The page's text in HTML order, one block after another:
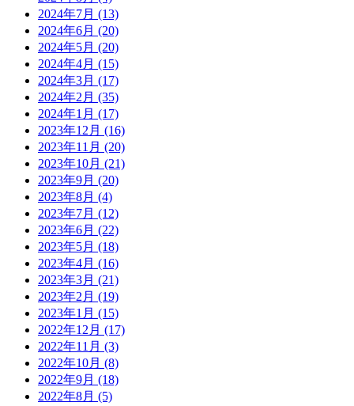
2024年7月 (13)
2024年6月 (20)
2024年5月 (20)
2024年4月 (15)
2024年3月 (17)
2024年2月 (35)
2024年1月 (17)
2023年12月 (16)
2023年11月 (20)
2023年10月 (21)
2023年9月 (20)
2023年8月 (4)
2023年7月 (12)
2023年6月 (22)
2023年5月 (18)
2023年4月 (16)
2023年3月 (21)
2023年2月 (19)
2023年1月 (15)
2022年12月 (17)
2022年11月 (3)
2022年10月 (8)
2022年9月 (18)
2022年8月 (5)